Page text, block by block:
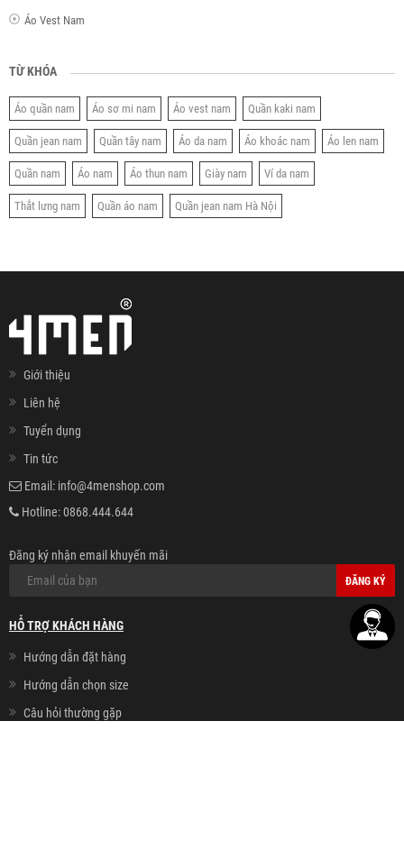
Áo Vest Nam
TỪ KHÓA
Áo quần nam Áo sơ mi nam Áo vest nam Quần kaki nam
Quần jean nam Quần tây nam Áo da nam Áo khoác nam Áo len nam
Quần nam Áo nam Áo thun nam Giày nam Ví da nam
Thắt lưng nam Quần áo nam Quần jean nam Hà Nội
Giới thiệu
Liên hệ
Tuyển dụng
Tin tức
Email: info@4menshop.com
Hotline:0868.444.644
Đăng ký nhận email khuyến mãi
ĐĂNG KÝ
HỖ TRỢ KHÁCH HÀNG
Hướng dẫn đặt hàng
Hướng dẫn chọn size
Câu hỏi thường gặp